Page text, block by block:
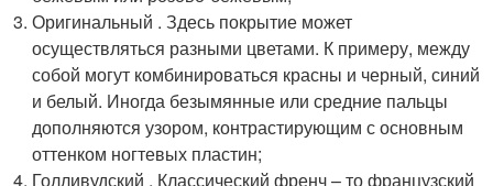
Оригинальный . Здесь покрытие может
осуществляться разными цветами. К примеру, между
собой могут комбинироваться красны и черный, синий
и белый. Иногда безымянные или средние пальцы
дополняются узором, контрастирующим с основным
оттенком ногтевых пластин;
Голливудский . Классический френч – то французский